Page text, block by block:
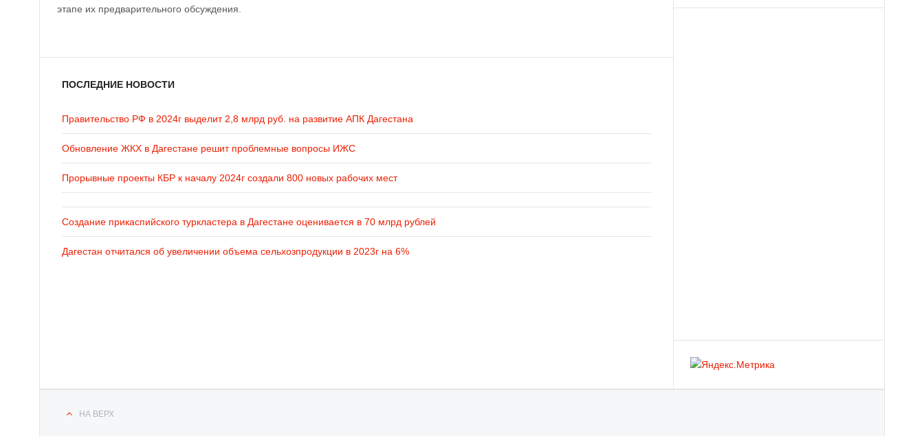
этапе их предварительного обсуждения.
ПОСЛЕДНИЕ НОВОСТИ
Правительство РФ в 2024г выделит 2,8 млрд руб. на развитие АПК Дагестана
Обновление ЖКХ в Дагестане решит проблемные вопросы ИЖС
Прорывные проекты КБР к началу 2024г создали 800 новых рабочих мест
Создание прикаспийского туркластера в Дагестане оценивается в 70 млрд рублей
Дагестан отчитался об увеличении объема сельхозпродукции в 2023г на 6%
НА ВЕРХ